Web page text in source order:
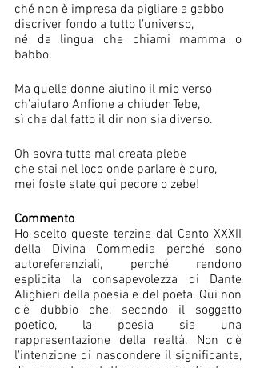
ché non è impresa da pigliare a gabbo
discriver fondo a tutto l’universo,
né da lingua che chiami mamma o
babbo.
Ma quelle donne aiutino il mio verso
ch’aiutaro Anfione a chiuder Tebe,
Oh sovra tutte mal creata plebe
che stai nel loco onde parlare è duro,
mei foste state qui pecore o zebe!
Commento
Ho scelto queste terzine dal Canto XXXII
della Divina Commedia perché sono
autoreferenziali, perché rendono
esplicita la consapevolezza di Dante
Alighieri della poesia e del poeta. Qui non
c'è dubbio che, secondo il soggetto
poetico, la poesia sia una
rappresentazione della realtà. Non c'è
l'intenzione di nascondere il significante,